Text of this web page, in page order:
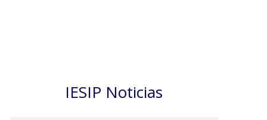
IESIP Noticias